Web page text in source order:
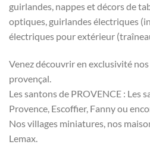
guirlandes, nappes et décors de
optiques, guirlandes électriques
électriques pour extérieur
Venez découvrir en exclusivité
provençal.
Les santons de PROVENCE : Les
Provence, Escoffier, Fanny ou
Nos villages miniatures, nos
Lemax.